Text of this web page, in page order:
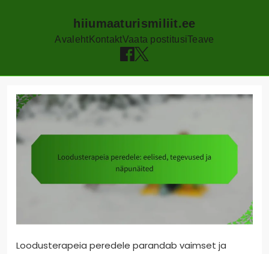
hiiumaaturismiliit.ee
Avaleht KontaktVaata postitusiTeave
content
Loodusterapeia peredele parandab vaimset ja